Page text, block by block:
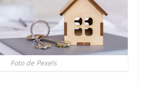
Foto de Pexels